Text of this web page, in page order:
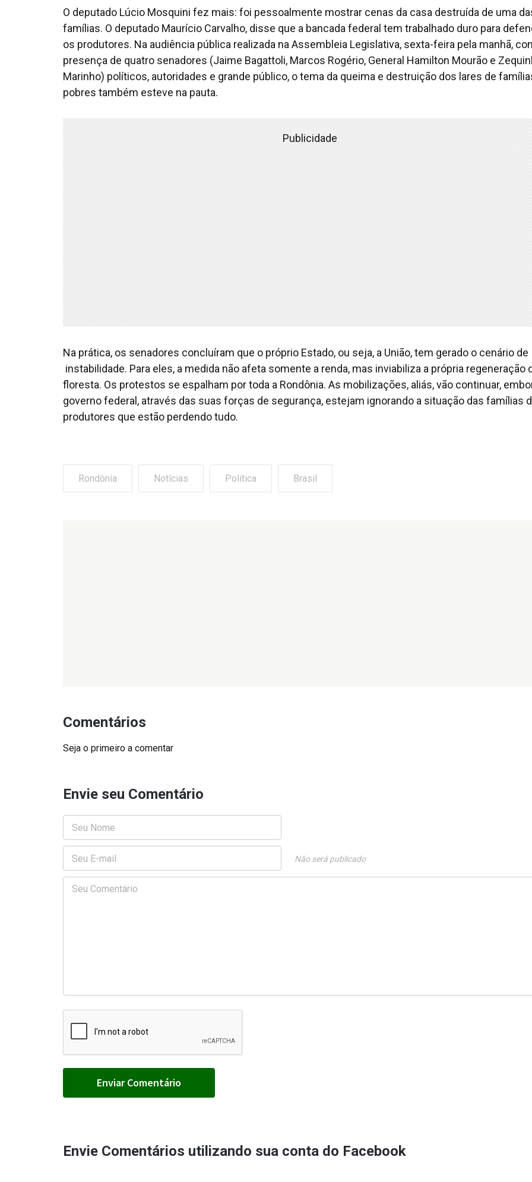
O deputado Lúcio Mosquini fez mais: foi pessoalmente mostrar cenas da casa destruída de uma
famílias. O deputado Maurício Carvalho, disse que a bancada federal tem trabalhado duro para
os produtores. Na audiência pública realizada na Assembleia Legislativa, sexta-feira pela manhã,
presença de quatro senadores (Jaime Bagattoli, Marcos Rogério, General Hamilton Mourão e
Marinho) políticos, autoridades e grande público, o tema da queima e destruição dos lares de
pobres também esteve na pauta.
Publicidade
Na prática, os senadores concluíram que o próprio Estado, ou seja, a União, tem gerado o cenário de
instabilidade. Para eles, a medida não afeta somente a renda, mas inviabiliza a própria regeneração
floresta. Os protestos se espalham por toda a Rondônia. As mobilizações, aliás, vão continuar,
governo federal, através das suas forças de segurança, estejam ignorando a situação das famílias
produtores que estão perdendo tudo.
Rondônia Notícias Política Brasil
Comentários
Seja o primeiro a comentar
Envie seu Comentário
Não será publicado
Envie Comentários utilizando sua conta do Facebook